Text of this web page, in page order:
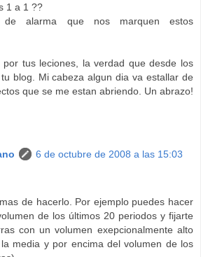
1 a 1 ??
de alarma que nos marquen estos
por tus leciones, la verdad que desde los
blog. Mi cabeza algun dia va estallar de
que se me estan abriendo. Un abrazo!
6 de octubre de 2008 a las 15:03
de hacerlo. Por ejemplo puedes hacer
de los últimos 20 periodos y fijarte
con un volumen exepcionalmente alto
media y por encima del volumen de los